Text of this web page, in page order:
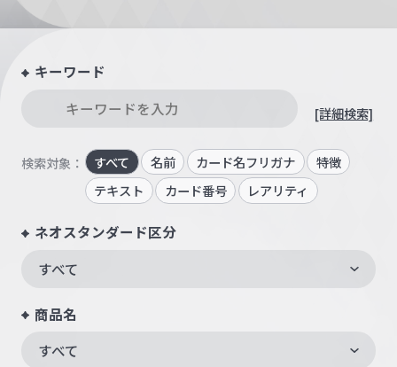
キーワード
[詳細検索]
検索対象： すべて 名前 カード名フリガナ
特徴
テキスト
カード番号 レアリティ
ネオスタンダード区分
すべて
商品名
すべて